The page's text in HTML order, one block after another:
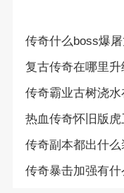
传奇什么boss爆
复古传奇在哪里升
传奇霸业古树浇水
热血传奇怀旧版虎
传奇副本都出什么
传奇暴击加强有什